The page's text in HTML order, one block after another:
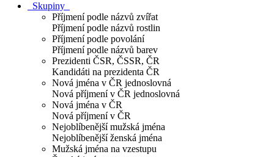
Skupiny
Příjmení podle názvů zvířat
Příjmení podle názvů rostlin
Příjmení podle povolání
Příjmení podle názvů barev
Prezidenti ČSR, ČSSR, ČR
Kandidáti na prezidenta ČR
Nová jména v ČR jednoslovná
Nová příjmení v ČR jednoslovná
Nová jména v ČR
Nová příjmení v ČR
Nejoblíbenější mužská jména
Nejoblíbenější ženská jména
Mužská jména na vzestupu